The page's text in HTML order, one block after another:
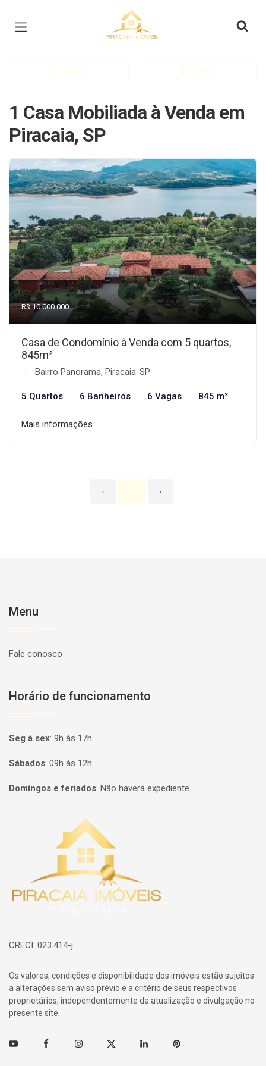
Página inicial
Ordenar Filtrar
1 Casa Mobiliada à Venda em
Piracaia, SP
R$ 10.000.000
Casa de Condomínio à Venda com 5 quartos,
845m²
Bairro Panorama, Piracaia-SP
5 Quartos 6 Banheiros 6 Vagas 845 m²
Mais informações
‹ 1 ›
Menu
Fale conosco
Horário de funcionamento
Seg à sex: 9h às 17h
Sábados: 09h às 12h
Domingos e feriados: Não haverá expediente
Página inicial
CRECI: 023.414-j
Os valores, condições e disponibilidade dos imóveis estão sujeitos
a alterações sem aviso prévio e a critério de seus respectivos
proprietários, independentemente da atualização e divulgação no
presente site.
Youtube FacebookInstagramTwitter Linkedin Pinterest